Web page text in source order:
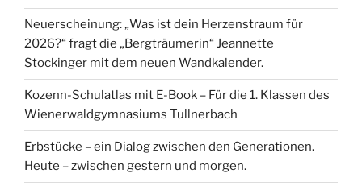
Neuerscheinung: „Was ist dein Herzenstraum für
2026?“ fragt die „Bergträumerin“ Jeannette
Stockinger mit dem neuen Wandkalender.
Kozenn-Schulatlas mit E-Book – Für die 1. Klassen des
Wienerwaldgymnasiums Tullnerbach
Erbstücke – ein Dialog zwischen den Generationen.
Heute – zwischen gestern und morgen.